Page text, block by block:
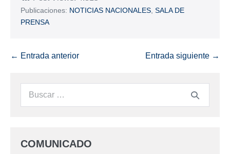
Publicaciones: NOTICIAS NACIONALES SALA DE
PRENSA
← Entrada anterior Entrada siguiente →
COMUNICADO